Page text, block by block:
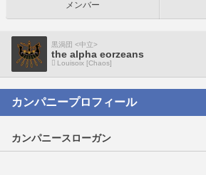
メンバー
黒渦団 <中立>
the alpha eorzeans
Louisoix [Chaos]
カンパニープロフィール
カンパニースローガン